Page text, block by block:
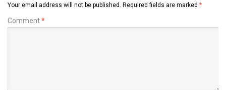
Your email address will not be published. Required fields are marked *
Comment*